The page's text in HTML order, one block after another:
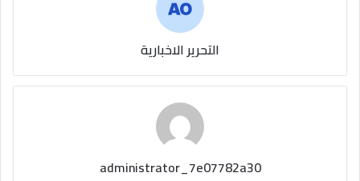
التحرير الاخبارية
administrator_7e07782a30